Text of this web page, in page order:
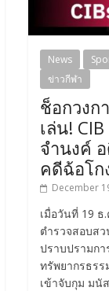
News
ข่าวกีฬา
ช็อกวงก
เล่น!
จำนงค์
คดีฉ้อโก
December
เมื่อวันที่ 19 ธ
ตำรวจสอบสว
ปราบปรามกา
ทรัพยากรธร
เข้าจับกุม มนั